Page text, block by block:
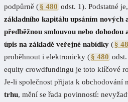
podpůrně (§ 480 odst. 1). Podstatné
základního kapitálu upsáním nových
předběžnou smlouvou nebo dohodou
úpis na základě veřejné nabídky (§
proběhnout i elektronicky (§ 480
equity crowdfundingu je toto klíčové
Je-li společnost přijata k obchodování
trhu, mění se řada povinností: